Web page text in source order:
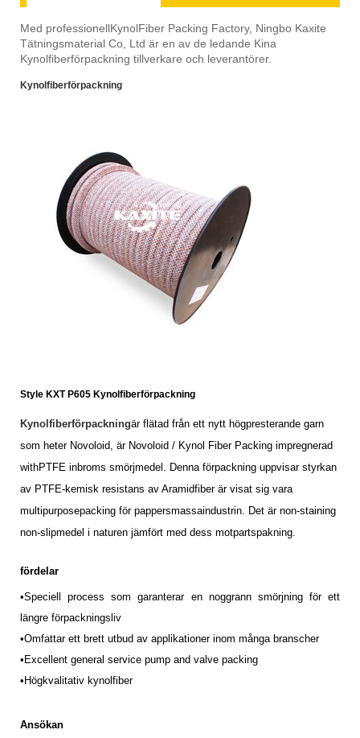
Med professionellKynolFiber Packing Factory, Ningbo Kaxite
Tätningsmaterial Co, Ltd är en av de ledande Kina
Kynolfiberförpackning tillverkare och leverantörer.
Kynolfiberförpackning
Style KXT P605 Kynolfiberförpackning
Kynolfiberförpackningär flätad från ett nytt högpresterande garn
som heter Novoloid, är Novoloid / Kynol Fiber Packing impregnerad
withPTFE inbroms smörjmedel. Denna förpackning uppvisar styrkan
av PTFE-kemisk resistans av Aramidfiber är visat sig vara
multipurposepacking för pappersmassaindustrin. Det är non-staining
non-slipmedel i naturen jämfört med dess motpartspakning.
fördelar
•Speciell process som garanterar en noggrann smörjning för ett
längre förpackningsliv
•Omfattar ett brett utbud av applikationer inom många branscher
•Excellent general service pump and valve packing
•Högkvalitativ kynolfiber
Ansökan